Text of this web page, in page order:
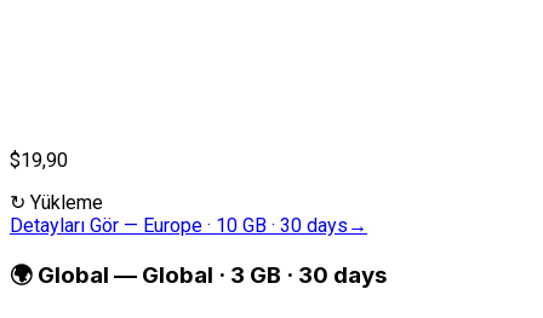
$19,90
↻ Yükleme
Detayları Gör — Europe · 10 GB · 30 days →
🌍 Global — Global · 3 GB · 30 days